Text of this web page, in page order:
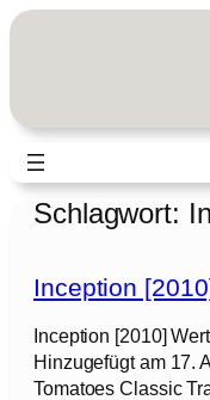
Zum
Schlagwort:
Inception
Inception [2010]
Hinzugefügt am 17.
Tomatoes Classic